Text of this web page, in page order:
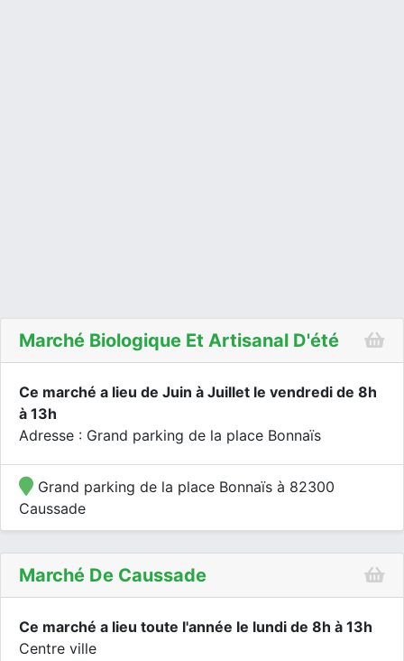
Marché Biologique Et Artisanal D'été
Ce marché a lieu de Juin à Juillet le vendredi de 8h
à 13h
Adresse : Grand parking de la place Bonnaïs
Grand parking de la place Bonnaïs à 82300
Caussade
Marché De Caussade
Ce marché a lieu toute l'année le lundi de 8h à 13h
Centre ville